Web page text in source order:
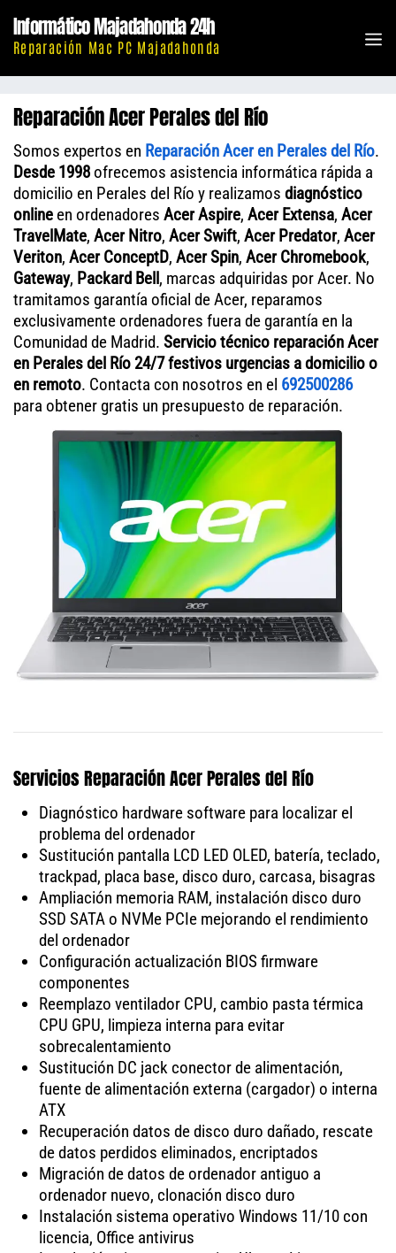
contenido
Informático Majadahonda 24h
Reparación Mac PC Majadahonda
Reparación Acer Perales del Río
Somos expertos en Reparación Acer en Perales del Río.
Desde 1998ofrecemos asistencia informática rápida a
domicilio en Perales del Río y realizamos diagnóstico
online en ordenadores Acer Aspire, Acer Extensa, Acer
TravelMate, Acer Nitro, Acer Swift, Acer Predator, Acer
Veriton, Acer ConceptD, Acer Spin, Acer Chromebook,
Gateway, Packard Bell, marcas adquiridas por Acer. No
tramitamos garantía oficial de Acer, reparamos
exclusivamente ordenadores fuera de garantía en la
Comunidad de Madrid. Servicio técnico reparación Acer
en Perales del Río 24/7 festivos urgencias a domicilio o
en remoto. Contacta con nosotros en el 692500286
para obtener gratis un presupuesto de reparación.
Servicios Reparación Acer Perales del Río
Diagnóstico hardware software para localizar el
problema del ordenador
Sustitución pantalla LCD LED OLED, batería, teclado,
trackpad, placa base, disco duro, carcasa, bisagras
Ampliación memoria RAM, instalación disco duro
SSD SATA o NVMe PCIe mejorando el rendimiento
del ordenador
Configuración actualización BIOS firmware
componentes
Reemplazo ventilador CPU, cambio pasta térmica
CPU GPU, limpieza interna para evitar
sobrecalentamiento
Sustitución DC jack conector de alimentación,
fuente de alimentación externa (cargador) o interna
ATX
Recuperación datos de disco duro dañado, rescate
de datos perdidos eliminados, encriptados
Migración de datos de ordenador antiguo a
ordenador nuevo, clonación disco duro
Instalación sistema operativo Windows 11/10 con
licencia, Office antivirus